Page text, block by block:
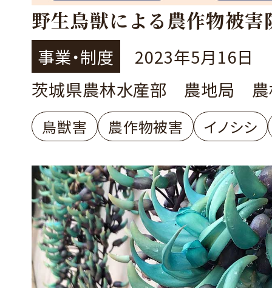
野生鳥獣による農作物被害
事業・制度
2023年5月16日
茨城県農林水産部 農地局 農
鳥獣害 農作物被害 イノシシ